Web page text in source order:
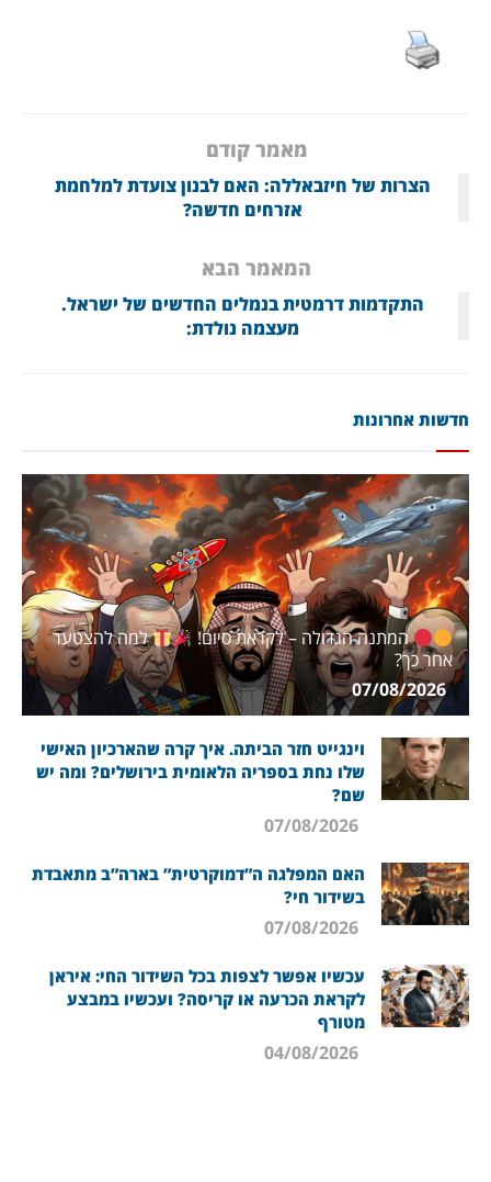
מאמר קודם
הצרות של חיזבאללה: האם לבנון צועדת למלחמת
אזרחים חדשה?
המאמר הבא
התקדמות דרמטית בנמלים החדשים של ישראל.
מעצמה נולדת:
חדשות אחרונות
המתנה הגדולה – לקראת סיום!
למה להצטער
אחר כך?
07/08/2026
וינגייט חזר הביתה. איך קרה שהארכיון האישי
שלו נחת בספריה הלאומית בירושלים? ומה יש
שם?
האם המפלגה ה”דמוקרטית” בארה”ב מתאבדת
בשידור חי?
עכשיו אפשר לצפות בכל השידור החי: איראן
לקראת הכרעה או קריסה? ועכשיו במבצע
מטורף